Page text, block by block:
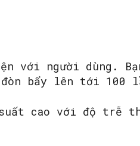
với người dùng.
bẩy lên tới 100
cao với độ trễ